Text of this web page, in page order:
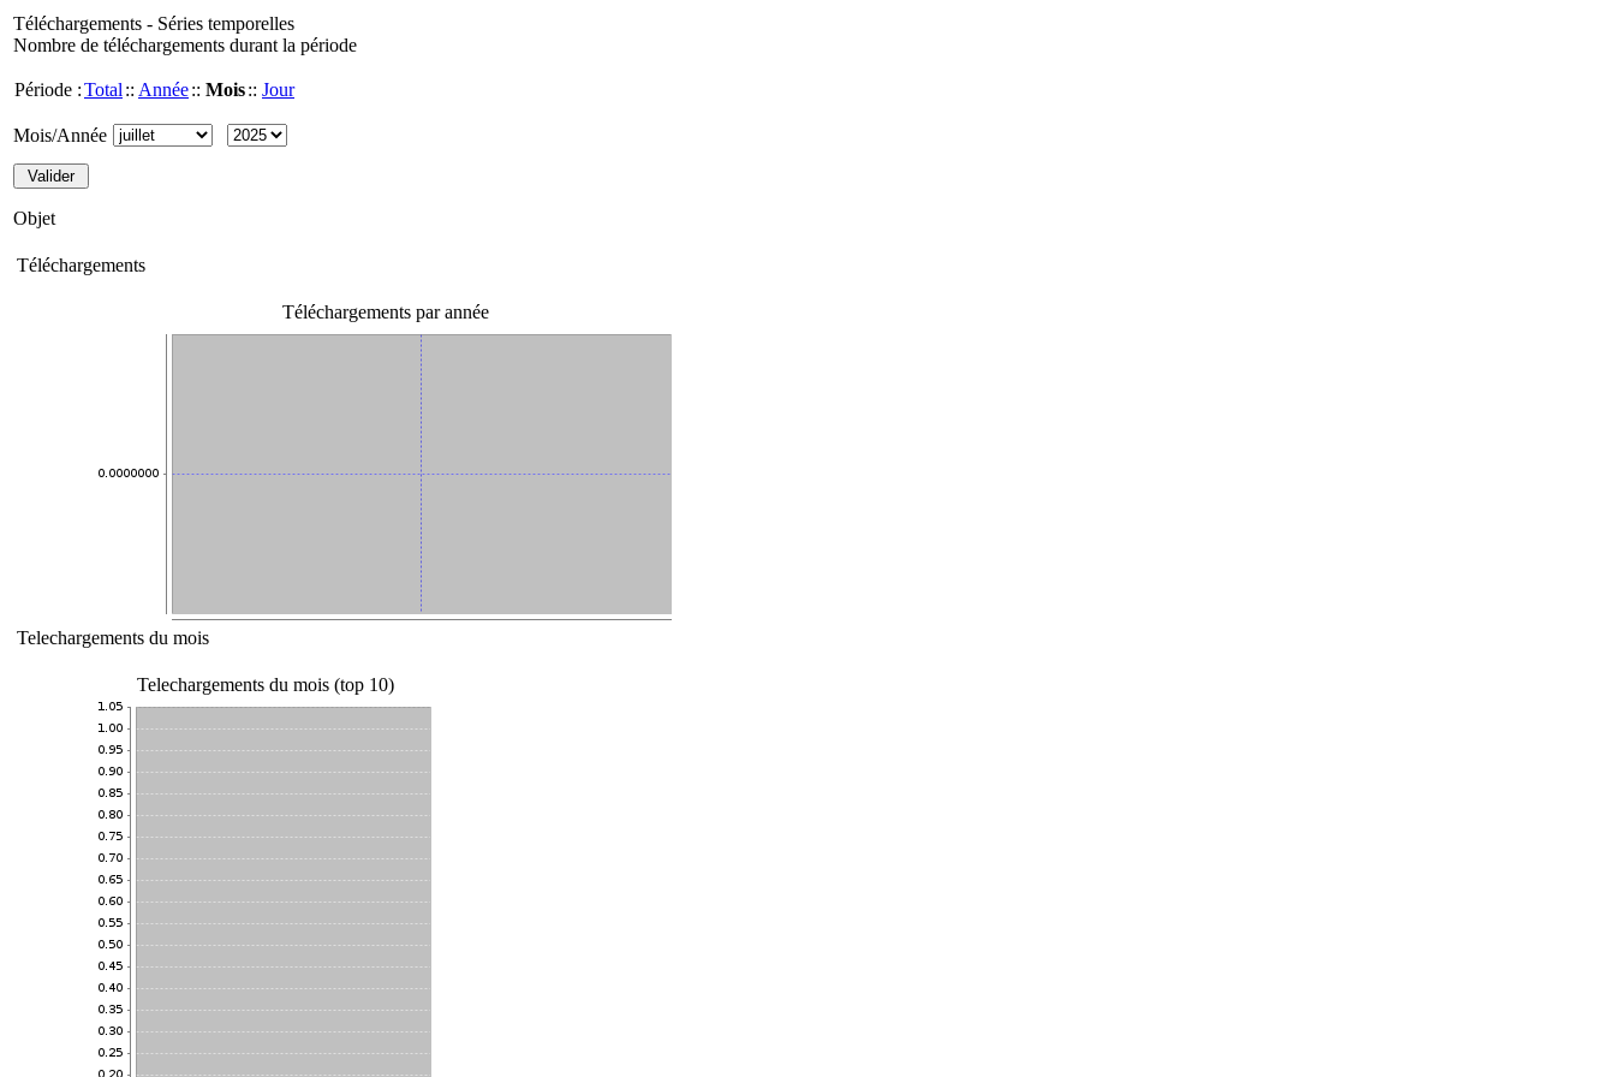
Téléchargements - Séries temporelles
Nombre de téléchargements durant la période
Période :Total :: Année:: Mois:: Jour
Mois/Année
Objet
Téléchargements
Téléchargements par année
Telechargements du mois
Telechargements du mois (top 10)